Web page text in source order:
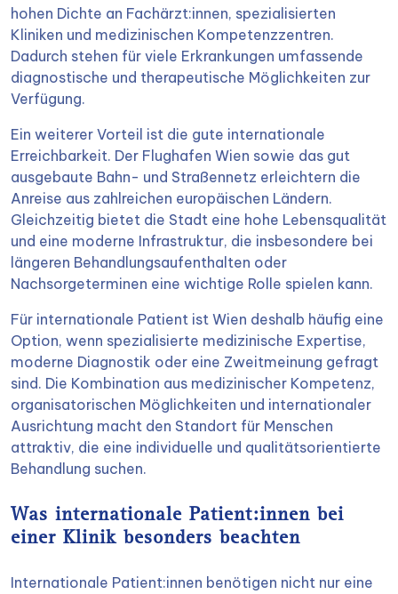
hohen Dichte an Fachärzt:innen, spezialisierten
Kliniken und medizinischen Kompetenzzentren.
Dadurch stehen für viele Erkrankungen umfassende
diagnostische und therapeutische Möglichkeiten zur
Verfügung.
Ein weiterer Vorteil ist die gute internationale
Erreichbarkeit. Der Flughafen Wien sowie das gut
ausgebaute Bahn- und Straßennetz erleichtern die
Anreise aus zahlreichen europäischen Ländern.
Gleichzeitig bietet die Stadt eine hohe Lebensqualität
und eine moderne Infrastruktur, die insbesondere bei
längeren Behandlungsaufenthalten oder
Nachsorgeterminen eine wichtige Rolle spielen kann.
Für internationale Patient ist Wien deshalb häufig eine
Option, wenn spezialisierte medizinische Expertise,
moderne Diagnostik oder eine Zweitmeinung gefragt
sind. Die Kombination aus medizinischer Kompetenz,
organisatorischen Möglichkeiten und internationaler
Ausrichtung macht den Standort für Menschen
attraktiv, die eine individuelle und qualitätsorientierte
Behandlung suchen.
Was internationale Patient:innen bei
einer Klinik besonders beachten
Internationale Patient:innen benötigen nicht nur eine